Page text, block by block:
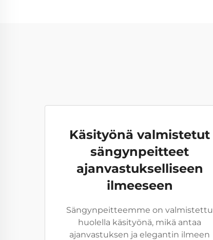
Käsityönä valmistetut
sängynpeitteet
ajanvastukselliseen
ilmeeseen
Sängynpeitteemme on valmistettu
huolella käsityönä, mikä antaa
ajanvastuksen ja elegantin ilmeen